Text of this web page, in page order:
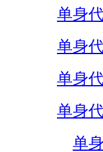
单身
单身
单身
单身
单